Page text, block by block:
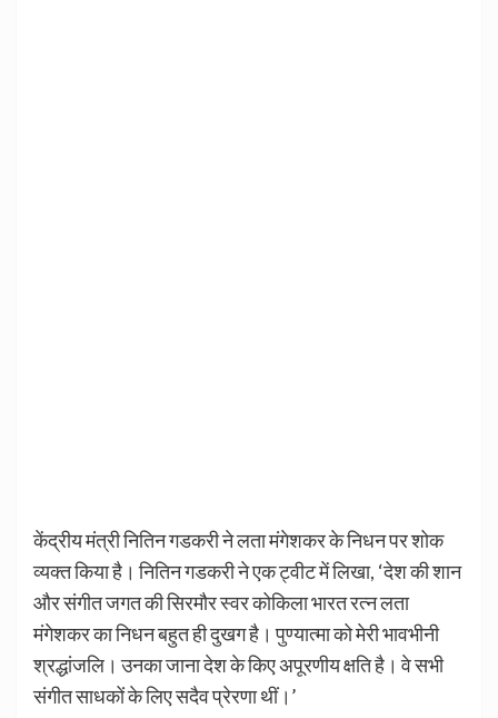
केंद्रीय मंत्री नितिन गडकरी ने लता मंगेशकर के निधन पर शोक
व्यक्त किया है। नितिन गडकरी ने एक ट्वीट में लिखा, ‘देश की शान
और संगीत जगत की सिरमौर स्वर कोकिला भारत रत्न लता
मंगेशकर का निधन बहुत ही दुखग है। पुण्यात्मा को मेरी भावभीनी
श्रद्धांजलि। उनका जाना देश के किए अपूरणीय क्षति है। वे सभी
संगीत साधकों के लिए सदैव प्रेरणा थीं।’